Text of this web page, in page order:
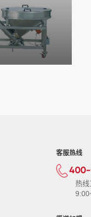
客服热线
400-
热线